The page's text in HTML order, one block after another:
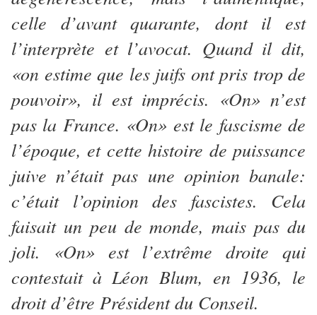
celle d’avant quarante, dont il est
l’interprète et l’avocat. Quand il dit,
«on estime que les juifs ont pris trop de
pouvoir», il est imprécis. «On» n’est
pas la France. «On» est le fascisme de
l’époque, et cette histoire de puissance
juive n’était pas une opinion banale:
c’était l’opinion des fascistes. Cela
faisait un peu de monde, mais pas du
joli. «On» est l’extrême droite qui
contestait à Léon Blum, en 1936, le
droit d’être Président du Conseil.